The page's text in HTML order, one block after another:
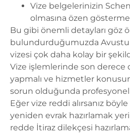
Vize belgelerinizin
olmasına özen
Bu gibi önemli detayları göz
bulundurduğumuzda
vizesi çok daha kolay bir
Vize işlemlerinde son derece
yapmalı ve hizmetler
sorun olduğunda
Eğer vize reddi alırsanız
yeniden evrak hazırlamak
redde İtiraz dilekçesi